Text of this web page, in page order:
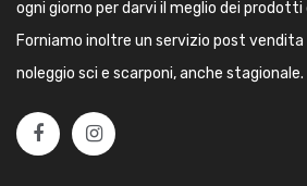
ogni giorno per darvi il meglio dei
Forniamo inoltre un servizio post
noleggio sci e scarponi, anche stagionale.